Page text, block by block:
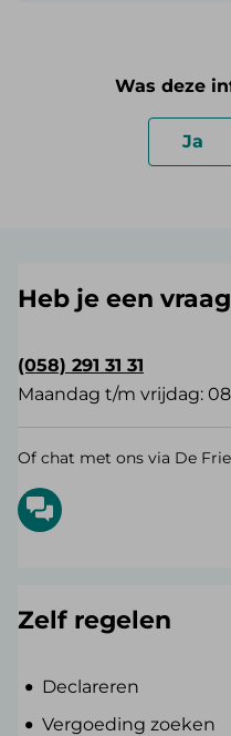
Was deze
Ja
Heb je een
(058) 291 31 31
Maandag t/m vrijdag:
Of chat met ons via De
Zelf regelen
Declareren
Vergoeding zoeken